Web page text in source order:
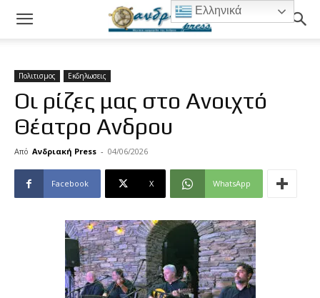
Πολιτισμος Εκδηλωσεις
Οι ρίζες μας στο Ανοιχτό
Θέατρο Ανδρου
Από Ανδριακή Press - 04/06/2026
Facebook X WhatsApp
Ελληνικά